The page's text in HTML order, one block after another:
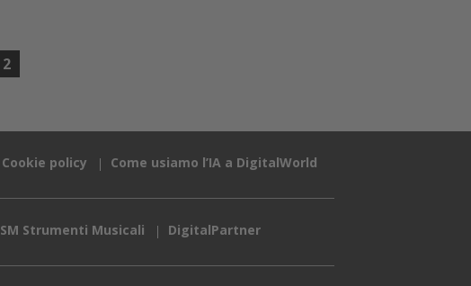
2
Cookie policy Come usiamo l’IA a DigitalWorld
SM Strumenti Musicali DigitalPartner